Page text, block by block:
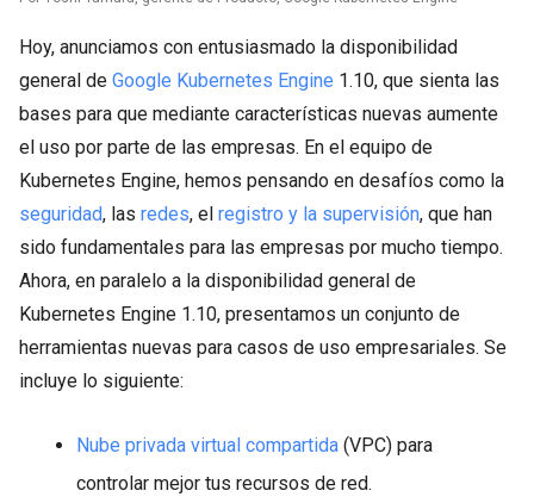
Hoy, anunciamos con entusiasmado la disponibilidad
general de Google Kubernetes Engine 1.10, que sienta las
bases para que mediante características nuevas aumente
el uso por parte de las empresas. En el equipo de
Kubernetes Engine, hemos pensando en desafíos como la
seguridad, las redes, el registro y la supervisión, que han
sido fundamentales para las empresas por mucho tiempo.
Ahora, en paralelo a la disponibilidad general de
Kubernetes Engine 1.10, presentamos un conjunto de
herramientas nuevas para casos de uso empresariales. Se
incluye lo siguiente:
Nube privada virtual compartida (VPC) para
controlar mejor tus recursos de red.